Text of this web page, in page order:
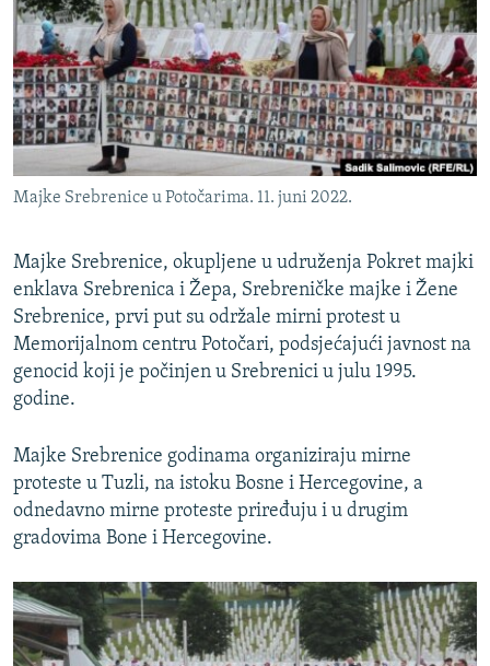
RSE PRIČE IZ SVIJETA
ISPRIČAJ MI
DNEVNO@RSE
SPECIJALI RSE
VIŠE OD NASLOVA
GENOCID U SREBRENICI
POPLAVE I KLIZIŠTA U BIH 2024.
TV LIBERTY
POST SCRIPTUM
MOJA EVROPA
TRI DECENIJE OD RATA U BIH
SVE KARTE DEJTONA
NASTANAK I RASPAD JUGOSLAVIJE
PRATITE NAS
Sve RFE/RL stranice
Majke Srebrenice u Potočarima. 11. juni 2022.
Majke Srebrenice, okupljene u udruženja Pokret majki
enklava Srebrenica i Žepa, Srebreničke majke i Žene
Srebrenice, prvi put su održale mirni protest u
Memorijalnom centru Potočari, podsjećajući javnost na
genocid koji je počinjen u Srebrenici u julu 1995.
godine.
Majke Srebrenice godinama organiziraju mirne
proteste u Tuzli, na istoku Bosne i Hercegovine, a
odnedavno mirne proteste priređuju i u drugim
gradovima Bone i Hercegovine.